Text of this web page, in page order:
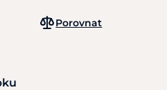
Porovnat